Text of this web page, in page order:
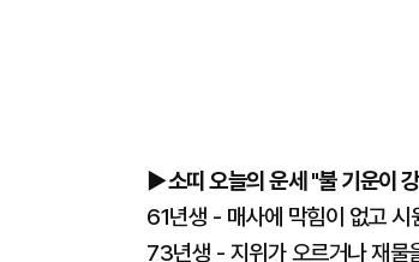
▶소띠 오늘의 운세 "불 기운이
61년생 - 매사에 막힘이 없고 시
73년생 - 지위가 오르거나 재물